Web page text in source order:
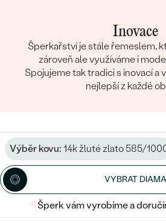
Inovace
Šperkařství je stále řemeslem,
zároveň ale využíváme i
Spojujeme tak tradici s inovací a
nejlepší z každé
Výběr kovu: 14k žluté zlato 585/
VYBRAT
Šperk vám vyrobíme a